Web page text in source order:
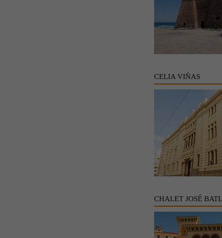
CELIA VIÑAS
CHALET JOSÉ